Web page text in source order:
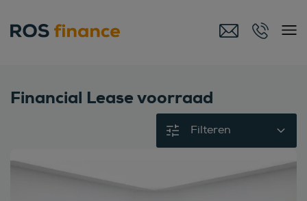
Financial Lease voorraad
Filteren
Bekijk deze auto